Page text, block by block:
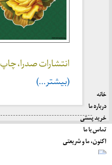
انتشارات صدرا، چاپ۲۰۱۶
(بیشتر…)
خانه
درباره ما
خرید پستی
تماس با ما
اکنون، ما و شریعتی